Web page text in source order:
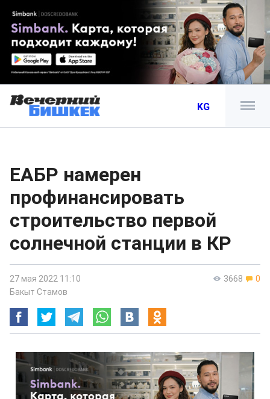
KG
ЕАБР намерен
профинансировать
строительство первой
солнечной станции в КР
3668 0
27 мая 2022 11:10
Бакыт Стамов